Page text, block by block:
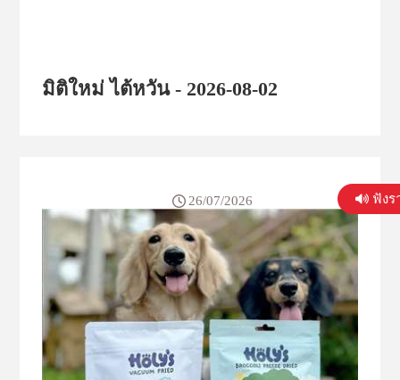
มิติใหม่ ไต้หวัน - 2026-08-02
26/07/2026 ฟังร